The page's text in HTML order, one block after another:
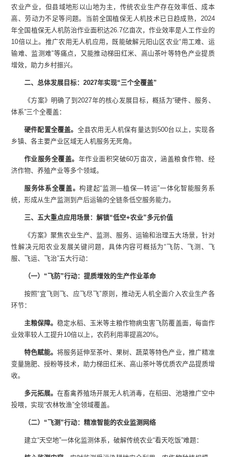
农业产业，但县域地形以山地为主，传统农业生产存在效率低、成本
高、劳动力不足等问题。当前全国植保无人机技术已日趋成熟，2024
年全国植保无人机防治作业面积达26.7亿亩次，作业效率是人工作业的
10倍以上。推广农用无人机应用，既能破解元阳山区农业“用工难、运
输难、监测难”等痛点，又能推动梯田红米、高山茶叶等特色产业提质
增效，助力乡村振兴。
二、总体发展目标：2027年实现“三个全覆盖”
《方案》明确了到2027年的核心发展目标，概括为“硬件、服务、
体系”三个全覆盖：
硬件配置全覆盖。 全县农用无人机保有量达到500台以上，实现各
乡镇、各主要产业区域无人机服务无死角。
作业服务全覆盖。 年作业面积突破60万亩次，涵盖粮食作物、经
济作物、养殖产业等多个领域。
服务体系全覆盖。构建起“监测—植保—转运”一体化智能服务系
统，形成从生产监测到产后运输的全链条低空服务能力。
三、五大重点应用场景：解锁“低空+农业”多元价值
《方案》聚焦农业生产、监测、服务、运输和治理五大场景，针对
性解决元阳农业发展关键问题，具体内容可概括为“飞防、飞测、飞
服、飞运、飞治”五大行动：
（一）“飞防”行动：提质增效的生产作业革命
按照“宜飞则飞、应飞尽飞”原则，推动无人机全面介入农业生产各
环节：
主粮保障。稳定水稻、玉米等主粮作物病虫害飞防覆盖面，每亩作
业效率较人工提升10倍以上，农药利用率提高20%。
特色赋能。将服务延伸至茶叶、果树、蔬菜等特色产业，推广精准
变量施肥、授粉等技术，助力梯田红米、高山茶叶等优质农产品提质增
收。
多元拓展。在畜禽养殖场开展无人机消毒，在稻田、池塘推广空中
投喂，实现“农林牧渔”全领域覆盖。
（二）“飞测”行动：精准智能的农业监测网络
建立“天空地”一体化监测体系，破解传统农业“看天吃饭”难题：